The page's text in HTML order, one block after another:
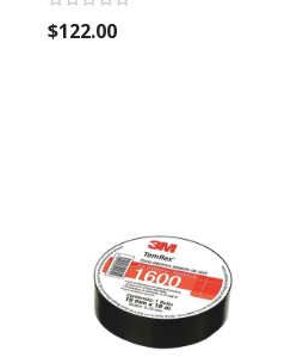
$122.00